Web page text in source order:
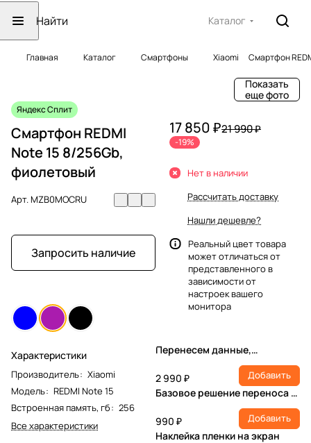
Каталог
Главная Каталог Смартфоны Xiaomi Смартфон
Показать
еще фото
Яндекс Сплит
Смартфон REDMI
Note 15 8/256Gb,
фиолетовый
Арт.MZB0MOCRU
Запросить наличие
Характеристики
Производитель: Xiaomi
Модель: REDMI Note 15
Встроенная память, гб: 256
Все характеристики
17 850 ₽21 990 ₽
-19%
Нет в наличии
Рассчитать доставку
Нашли дешевле?
Реальный цвет товара
может отличаться от
представленного в
зависимости от
настроек вашего
монитора
Перенесем данные,
настроим учетную запись,
установим ПО
2 990 ₽ Добавить
Базовое решение переноса и
990 ₽
Добавить
Наклейка пленки на экран